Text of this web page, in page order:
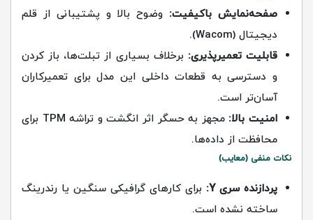
صفحه‌نمایش باکیفیت: وضوح بالا و پشتیبانی از قلم
دیجیتال (Wacom).
قابلیت تعمیرپذیری: برخلاف بسیاری از تبلت‌ها، باز کردن
و دسترسی به قطعات داخلی این مدل برای تعمیرکاران
آسان‌تر است.
امنیت بالا:
مجهز به حسگر اثر انگشت و تراشه TPM برای
محافظت از داده‌ها.
نکات منفی (معایب)
پردازنده سری Y:
برای کارهای گرافیکی سنگین یا رندرینگ
ساخته نشده است.